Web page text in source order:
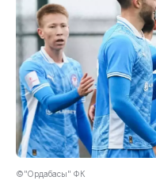
©"Ордабасы" ФК